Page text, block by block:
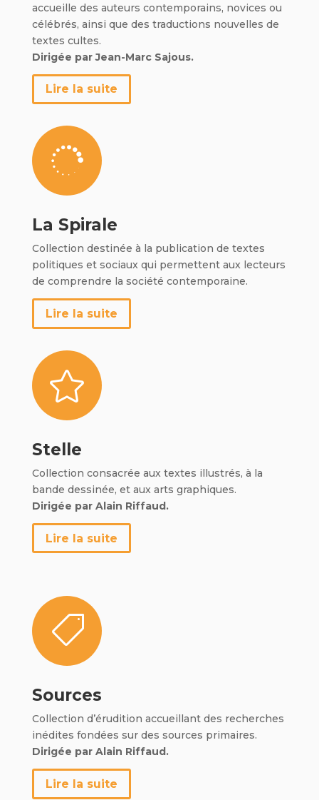
accueille des auteurs contemporains, novices ou
célébrés, ainsi que des traductions nouvelles de
textes cultes.
Dirigée par Jean-Marc Sajous.
Lire la suite

La Spirale
Collection destinée à la publication de textes
politiques et sociaux qui permettent aux lecteurs
de comprendre la société contemporaine.
Lire la suite

Stelle
Collection consacrée aux textes illustrés, à la
bande dessinée, et aux arts graphiques.
Dirigée par Alain Riffaud.
Lire la suite

Sources
Collection d’érudition accueillant des recherches
inédites fondées sur des sources primaires.
Dirigée par Alain Riffaud.
Lire la suite